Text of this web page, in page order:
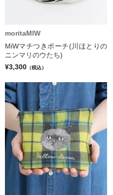
moritaMIW
MiWマチつきポーチ(川ほとりの
ニンマリのウたち)
¥3,300 （税込）